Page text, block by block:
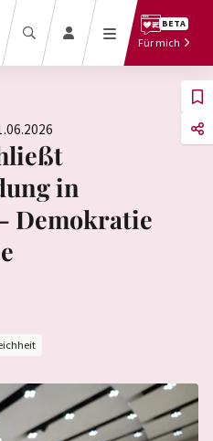
BETA
Für mich
Beratung
Termine
Recht
Bezahlung
Tarifbeschäftigte
in
Demokratie